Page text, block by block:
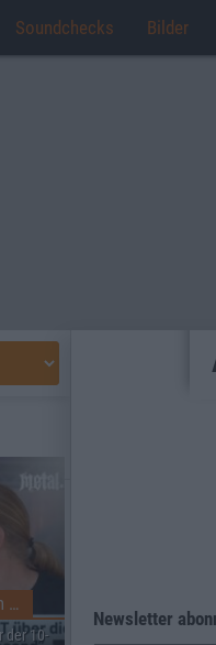
Soundchecks Bilder
Newsletter
Paradise Lost - Greg Mackintosh im Interview auf dem RHZ
der 10-